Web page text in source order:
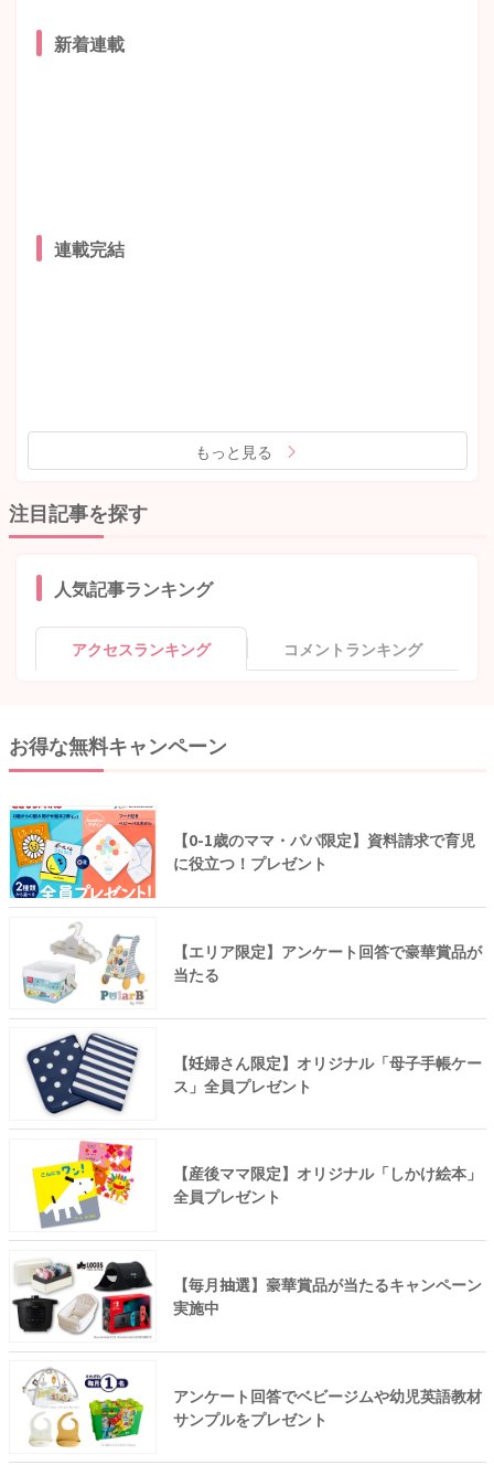
新着連載
連載完結
もっと見る
注目記事を探す
人気記事ランキング
アクセスランキング コメントランキング
お得な無料キャンペーン
【0-1歳のママ・パパ限定】資料請求で育児
に役立つ！プレゼント
【エリア限定】アンケート回答で豪華賞品が
当たる
【妊婦さん限定】オリジナル「母子手帳ケー
ス」全員プレゼント
【産後ママ限定】オリジナル「しかけ絵本」
全員プレゼント
【毎月抽選】豪華賞品が当たるキャンペーン
実施中
アンケート回答でベビージムや幼児英語教材
サンプルをプレゼント